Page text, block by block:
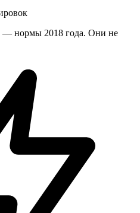
— нормы 2018 года. Они не